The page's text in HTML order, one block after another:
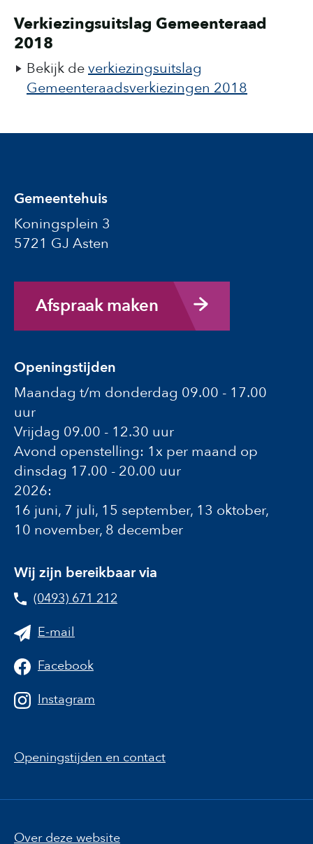
Verkiezingsuitslag Gemeenteraad
2018
Bekijk deverkiezingsuitslag
Gemeenteraadsverkiezingen 2018
Gemeentehuis
Koningsplein 3
5721 GJ Asten
Afspraak maken
Openingstijden
Maandag t/m donderdag 09.00 - 17.00
uur
Vrijdag 09.00 - 12.30 uur
Avond openstelling: 1x per maand op
dinsdag 17.00 - 20.00 uur
2026:
16 juni, 7 juli, 15 september, 13 oktober,
10 november, 8 december
Wij zijn bereikbaar via
(0493) 671 212
E-mail
Facebook
Instagram
Openingstijden en contact
Over deze website